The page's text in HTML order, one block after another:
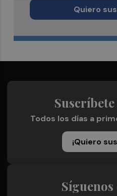
Quiero
Todos los días a
¡Quiero
Síguenos